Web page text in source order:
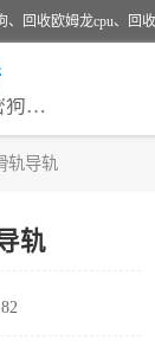
回收滑轨导轨，回收康耐视加密狗，回收欧姆龙PLC
轨导轨
轨